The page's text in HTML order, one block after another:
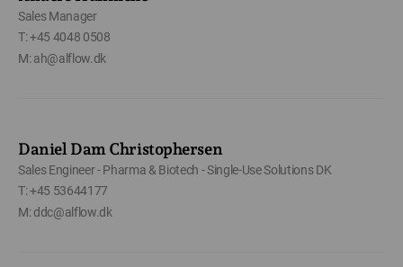
Sales Manager
T: +45 4048 0508
M: ah@alflow.dk
Daniel Dam Christophersen
Sales Engineer - Pharma & Biotech - Single-Use Solutions DK
T: +45 53644177
M: ddc@alflow.dk